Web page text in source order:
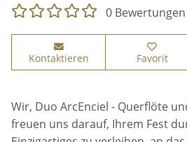
0 Bewertungen
Kontaktieren Favorit
Wir, Duo ArcEnciel - Querflöte
freuen uns darauf, Ihrem Fest